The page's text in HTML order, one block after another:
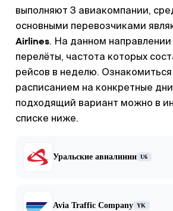
выполняют 3 авиакомпании,
основными перевозчиками
Airlines. На данном
перелёты, частота которых
рейсов в неделю.
расписанием на конкретные
подходящий вариант можно в
списке ниже.
Уральские авиалинии U6
Avia Traffic Company YK